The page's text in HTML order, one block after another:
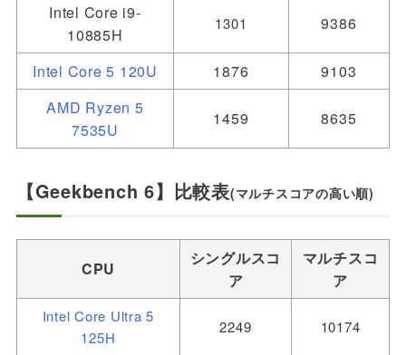
Intel Core i9-
10885H
1301 9386
Intel Core 5 120U 1876
9103
AMD Ryzen 5
7535U
1459 8635
【Geekbench 6】比較表(マルチスコアの高い順)
CPU
シングルスコ
ア
マルチスコ
ア
Intel Core Ultra 5
125H
2249 10174